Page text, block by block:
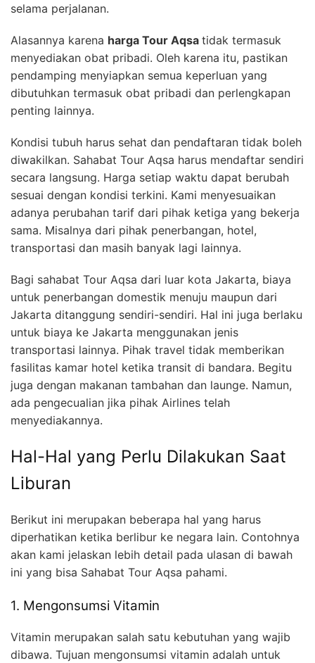
selama perjalanan.
Alasannya karena harga Tour Aqsa tidak termasuk
menyediakan obat pribadi. Oleh karena itu, pastikan
pendamping menyiapkan semua keperluan yang
dibutuhkan termasuk obat pribadi dan perlengkapan
penting lainnya.
Kondisi tubuh harus sehat dan pendaftaran tidak boleh
diwakilkan. Sahabat Tour Aqsa harus mendaftar sendiri
secara langsung. Harga setiap waktu dapat berubah
sesuai dengan kondisi terkini. Kami menyesuaikan
adanya perubahan tarif dari pihak ketiga yang bekerja
sama. Misalnya dari pihak penerbangan, hotel,
transportasi dan masih banyak lagi lainnya.
Bagi sahabat Tour Aqsa dari luar kota Jakarta, biaya
untuk penerbangan domestik menuju maupun dari
Jakarta ditanggung sendiri-sendiri. Hal ini juga berlaku
untuk biaya ke Jakarta menggunakan jenis
transportasi lainnya. Pihak travel tidak memberikan
fasilitas kamar hotel ketika transit di bandara. Begitu
juga dengan makanan tambahan dan launge. Namun,
ada pengecualian jika pihak Airlines telah
menyediakannya.
Hal-Hal yang Perlu Dilakukan Saat
Liburan
Berikut ini merupakan beberapa hal yang harus
diperhatikan ketika berlibur ke negara lain. Contohnya
akan kami jelaskan lebih detail pada ulasan di bawah
ini yang bisa Sahabat Tour Aqsa pahami.
1. Mengonsumsi Vitamin
Vitamin merupakan salah satu kebutuhan yang wajib
dibawa. Tujuan mengonsumsi vitamin adalah untuk